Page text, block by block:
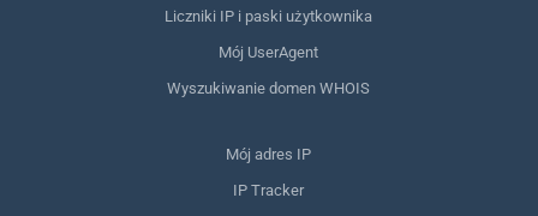
Liczniki IP i paski użytkownika
Mój UserAgent
Wyszukiwanie domen WHOIS
Mój adres IP
IP Tracker